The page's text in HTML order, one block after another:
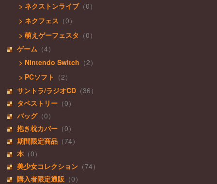
> ネクストンライブ（0）
> ネクフェス （0）
> 萌えゲーフェスタ （0）
ゲーム （4）
> Nintendo Switch （2）
> PCソフト （2）
サントラ/ラジオCD （36）
タペストリー （0）
バッグ（0）
抱き枕カバー （0）
期間限定商品 （74）
本 （0）
美少女コレクション （74）
購入者限定通販 （0）